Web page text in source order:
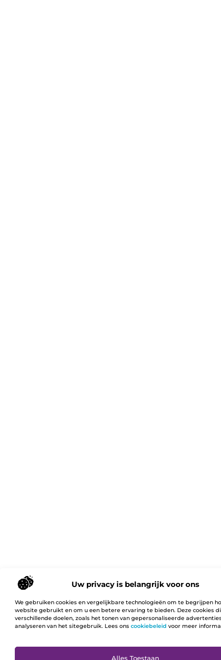
Uw privacy is belangrijk voor ons
We gebruiken cookies en vergelijkbare technologieën om te begrijpen
website gebruikt en om u een betere ervaring te bieden. Deze cookies
verschillende doelen, zoals het tonen van gepersonaliseerde
analyseren van het sitegebruik. Lees ons cookiebeleid voor meer
Alles Toestaan